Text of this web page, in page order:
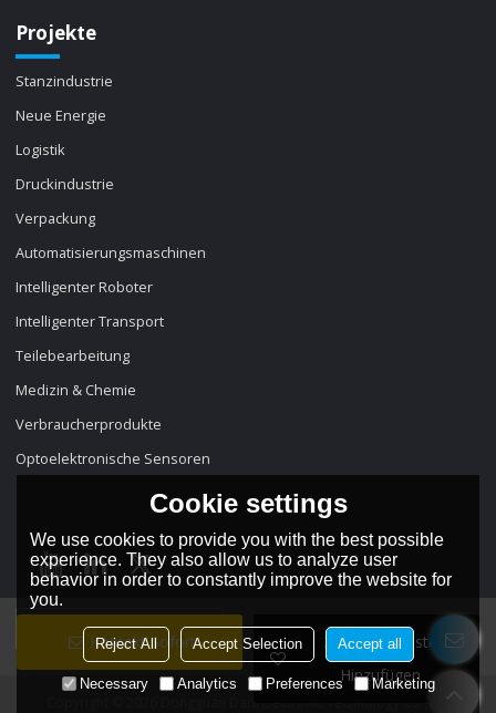
Kontakt Sofort
Zur Wunschliste
Hinzufügen
Projekte
Stanzindustrie
Neue Energie
Logistik
Druckindustrie
Verpackung
Automatisierungsmaschinen
Intelligenter Roboter
Intelligenter Transport
Teilebearbeitung
Medizin & Chemie
Verbraucherprodukte
Optoelektronische Sensoren
Sprache: Deutsch
Dongguan Dadi Electronic Technology Co., Ltd
Cookie settings
We use cookies to provide you with the best possible
experience. They also allow us to analyze user
behavior in order to constantly improve the website for
you.
Reject All Accept Selection Accept all
Necessary Analytics Preferences Marketing